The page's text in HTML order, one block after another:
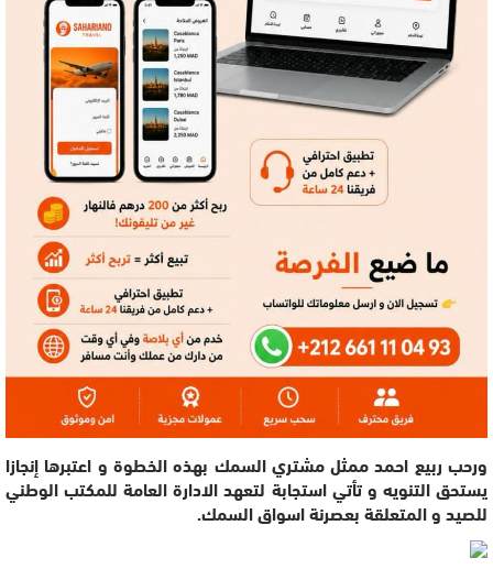
ورحب ربيع احمد ممثل مشتري السمك بهذه الخطوة و اعتبرها إنجازا
يستحق التنويه و تأتي استجابة لتعهد الادارة العامة للمكتب الوطني
للصيد و المتعلقة بعصرنة اسواق السمك.